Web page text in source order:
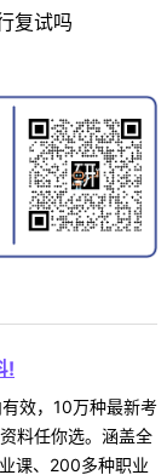
复试吗
!
效，10万种最新考
料任你选。涵盖全
课、200多种职业